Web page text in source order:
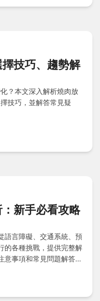
技巧、趨勢解
？本文深入解析燒肉放
技巧，並解答常見疑
新手必看攻略
語言障礙、交通系統、預
的各種挑戰，提供完整解
意事項和常見問題解答，